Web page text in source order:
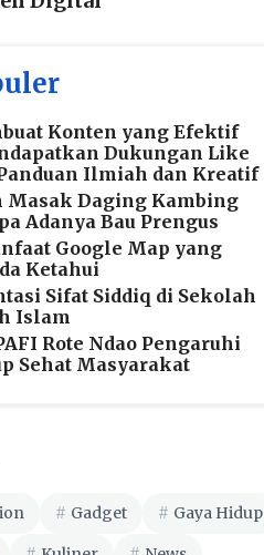
Konten yang Efektif
Dukungan Like
Ilmiah dan Kreatif
Masak Daging Kambing
Adanya Bau Prengus
Google Map yang
Ketahui
Sifat Siddiq di Sekolah
Islam
Rote Ndao Pengaruhi
Sehat Masyarakat
Gadget Gaya Hidup